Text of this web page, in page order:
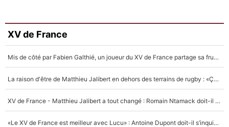
XV de France
Mis de côté par Fabien Galthié, un joueur du XV de France partage sa frustration : «ils ne me l’ont pas dit tout de suite»
La raison d'être de Matthieu Jalibert en dehors des terrains de rugby : «Ça m'atteint autant que si tu touches à un membre de ma famille»
XV de France - Matthieu Jalibert a tout changé : Romain Ntamack doit-il s’inquiéter pour sa place à un an de la Coupe du monde ?
«Le XV de France est meilleur avec Lucu» : Antoine Dupont doit-il s’inquiéter pour sa place ?